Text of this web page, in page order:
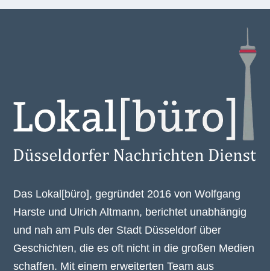
Das Lokal[büro], gegründet 2016 von Wolfgang
Harste und Ulrich Altmann, berichtet unabhängig
und nah am Puls der Stadt Düsseldorf über
Geschichten, die es oft nicht in die großen Medien
schaffen. Mit einem erweiterten Team aus